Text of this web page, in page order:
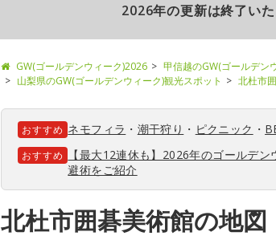
2026年の更新は終了い
GW(ゴールデンウィーク)2026 甲信越のGW(ゴールデン
山梨県のGW(ゴールデンウィーク)観光スポット
北杜市
おすすめ ネモフィラ ・ 潮干狩り ・ ピクニック ・
おすすめ
【最大12連休も】2026年のゴールデ
避術をご紹介
北杜市囲碁美術館の地図